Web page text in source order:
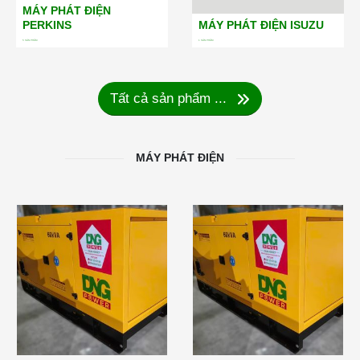
MÁY PHÁT ĐIỆN
PERKINS
5SẢN PHẨM
MÁY PHÁT ĐIỆN ISUZU
1 SẢN PHẨM
Tất cả sản phẩm ...
MÁY PHÁT ĐIỆN